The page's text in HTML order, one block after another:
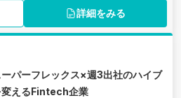
詳細をみる
ーパーフレックス×週3出社のハイブ
変えるFintech企業